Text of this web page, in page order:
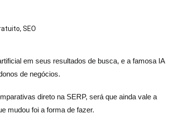
, SEO
em seus resultados de busca, e a famosa IA
de negócios.
direto na SERP, será que ainda vale a
mudou foi a forma de fazer.